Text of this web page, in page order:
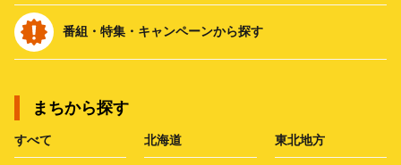
番組・特集・キャンペーンから探す
まちから探す
すべて 北海道 東北地方